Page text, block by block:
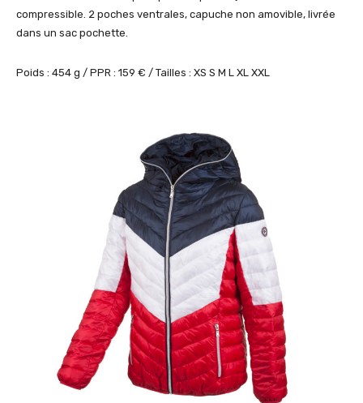
compressible. 2 poches ventrales, capuche non amovible, livrée
dans un sac pochette.
Poids : 454 g / PPR : 159 € / Tailles : XS S M L XL XXL